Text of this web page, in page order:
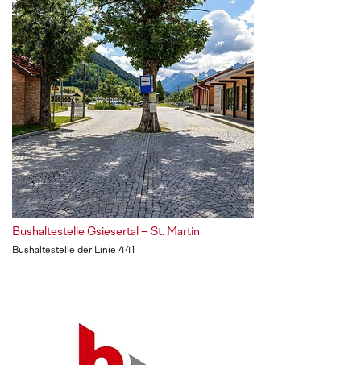
Bushaltestelle Gsiesertal – St. Martin
Bushaltestelle der Linie 441